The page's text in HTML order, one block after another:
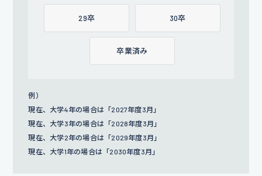
29卒 30卒
卒業済み
例）
現在、大学4年の場合は「2027年度3月」
現在、大学3年の場合は「2028年度3月」
現在、大学2年の場合は「2029年度3月」
現在、大学1年の場合は「2030年度3月」